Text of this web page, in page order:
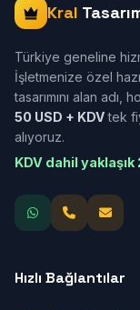
Kral
Türkiye geneline
İşletmenize özel
tasarımını alan adı,
50 USD + KDVtek
alıyoruz.
KDV dahil yaklaşık
Hızlı Bağlantılar